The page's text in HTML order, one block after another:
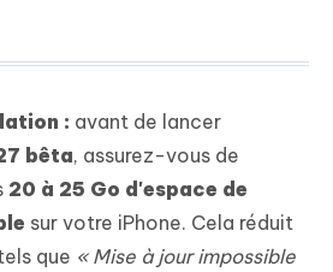
: avant de lancer
bêta, assurez-vous de
20 à 25 Go d'espace de
sur votre iPhone. Cela réduit
que « Mise à jour impossible